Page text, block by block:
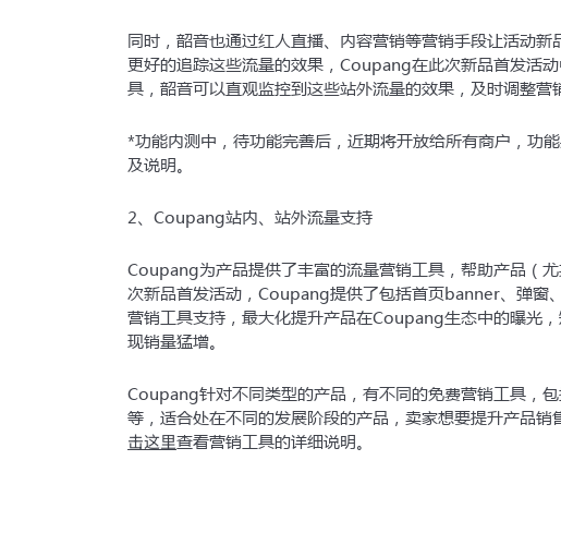
同时，韶音也通过红人直播、内容营销等营销手段让活动
更好的追踪这些流量的效果，Coupang在此次新品首发活
具，韶音可以直观监控到这些站外流量的效果，及时调整营
*功能内测中，待功能完善后，近期将开放给所有商户，功
及说明。
2、Coupang站内、站外流量支持
Coupang为产品提供了丰富的流量营销工具，帮助产品（
次新品首发活动，Coupang提供了包括首页banner、弹窗
营销工具支持，最大化提升产品在Coupang生态中的曝光
现销量猛增。
Coupang针对不同类型的产品，有不同的免费营销工具
等，适合处在不同的发展阶段的产品，卖家想要提升产品
击这里查看营销工具的详细说明。